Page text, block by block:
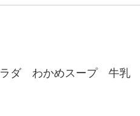
ダ わかめスープ 牛乳